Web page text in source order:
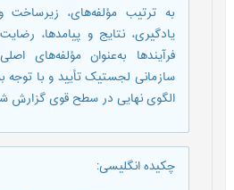
به ترتیب مؤلفه‌های،
یادگیری، نتایج و پیامدها،
فرآیندها به‌عنوان مؤلفه‌های
سازمانی لجستیک تأیید و با توجه
الگوی نهایی در سطح قوی گزارش
چکیده انگلیسی: